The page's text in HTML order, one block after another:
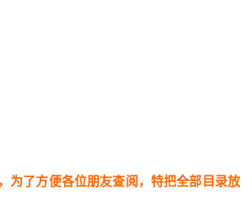
为了方便各位朋友查阅，特把全部目录放